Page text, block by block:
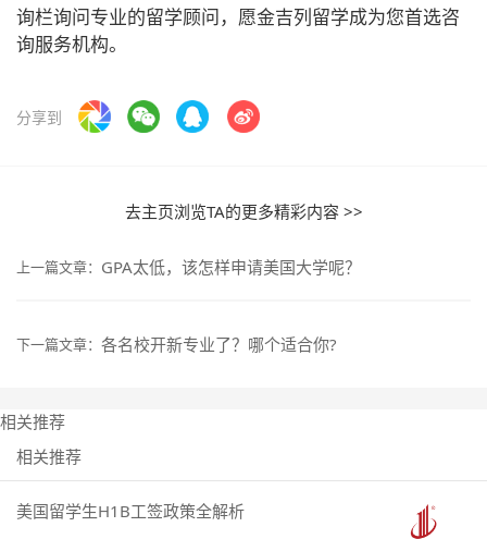
询栏询问专业的留学顾问，愿金吉列留学成为您首选咨
询服务机构。
分享到
去主页浏览TA的更多精彩内容 >>
上一篇文章： GPA太低，该怎样申请美国大学呢？
下一篇文章： 各名校开新专业了？哪个适合你?
相关推荐
相关推荐
美国留学生H1B工签政策全解析